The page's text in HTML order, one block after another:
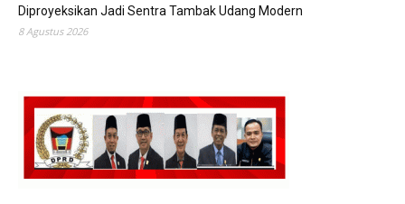
Diproyeksikan Jadi Sentra Tambak Udang Modern
8 Agustus 2026